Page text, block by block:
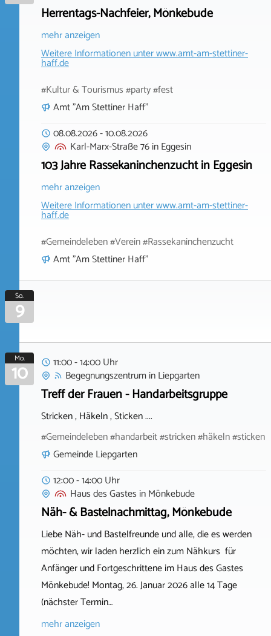
Herrentags-Nachfeier, Mönkebude
mehr anzeigen
Weitere Informationen unterwww.amt-am-stettiner-
haff.de
#Kultur & Tourismus #party #fest
Amt "Am Stettiner Haff"
08.08.2026-10.08.2026
Karl-Marx-Straße 76inEggesin
103 Jahre Rassekaninchenzucht in Eggesin
mehr anzeigen
Weitere Informationen unterwww.amt-am-stettiner-
haff.de
#Gemeindeleben #Verein #Rassekaninchenzucht
Amt "Am Stettiner Haff"
So.
9
Mo.
10
11:00 - 14:00 Uhr
BegegnungszentruminLiepgarten
Treff der Frauen - Handarbeitsgruppe
Stricken , Häkeln , Sticken ....
#Gemeindeleben #handarbeit #stricken #häkeln #sticken
Gemeinde Liepgarten
12:00 - 14:00 Uhr
Haus des Gastes inMönkebude
Näh- & Bastelnachmittag, Mönkebude
Liebe Näh- und Bastelfreunde und alle, die es werden
möchten, wir laden herzlich ein zum Nähkurs für
Anfänger und Fortgeschrittene im Haus des Gastes
Mönkebude! Montag, 26. Januar 2026 alle 14 Tage
(nächster Termin…
mehr anzeigen